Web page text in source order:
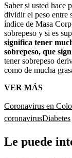
Saber si usted hace
dividir el peso entre
índice de Masa
sobrepeso y si es
significa tener
sobrepeso, que
tener sobrepeso
como de mucha
VER MÁS
Coronavirus en
coronavirusDiabetes
Le puede